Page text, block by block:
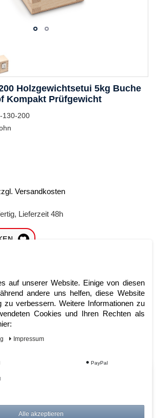
Holzgewichtsetui 5kg Buche
Kompakt Prüfgewicht
130-200
Versandkosten
Lieferzeit 48h
für Profis - Ihre Vorteile
auf unserer Website. Einige von diesen
andere uns helfen, diese Website
zu verbessern. Weitere Informationen zu
Cookies und Ihren Rechten als
Impressum
PayPal
Alle akzeptieren